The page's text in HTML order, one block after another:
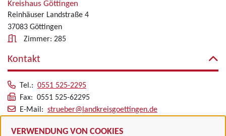
VERWENDUNG VON COOKIES
Kreishaus Göttingen
Reinhäuser Landstraße 4
37083 Göttingen
Zimmer: 285
Kontakt
Tel.: 0551 525-2295
Fax: 0551 525-62295
E-Mail: strueber@landkreisgoettingen.de
Alle zugeordneten Einrichtungen